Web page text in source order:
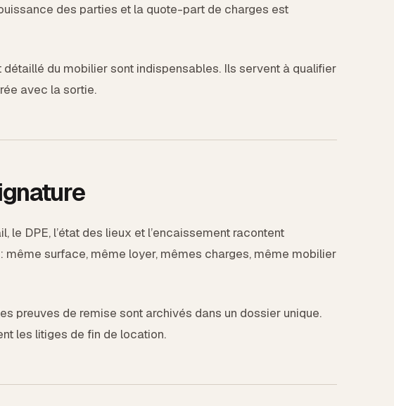
des parties et la quote-part de charges est
détaillé du mobilier sont indispensables. Ils servent à qualifier
avec la sortie.
le DPE, l’état des lieux et l’encaissement racontent
même surface, même loyer, mêmes charges, même mobilier
preuves de remise sont archivés dans un dossier unique.
les litiges de fin de location.